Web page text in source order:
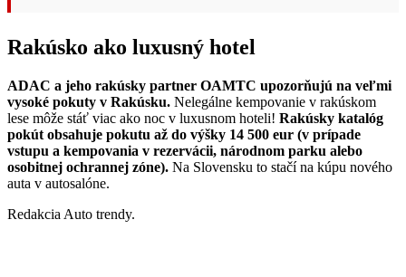
Rakúsko ako luxusný hotel
ADAC a jeho rakúsky partner OAMTC upozorňujú na veľmi
vysoké pokuty v Rakúsku. Nelegálne kempovanie v rakúskom
lese môže stáť viac ako noc v luxusnom hoteli! Rakúsky katalóg
pokút obsahuje pokutu až do výšky 14 500 eur (v prípade
vstupu a kempovania v rezervácii, národnom parku alebo
osobitnej ochrannej zóne). Na Slovensku to stačí na kúpu nového
auta v autosalóne.
Redakcia Auto trendy.